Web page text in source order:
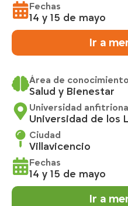
Ir a
Fechas
14 y 15 de mayo
Ir a
Área de conocimiento
Salud y Bienestar
Universidad anfitriona
Universidad de los
Ciudad
Villavicencio
Fechas
14 y 15 de mayo